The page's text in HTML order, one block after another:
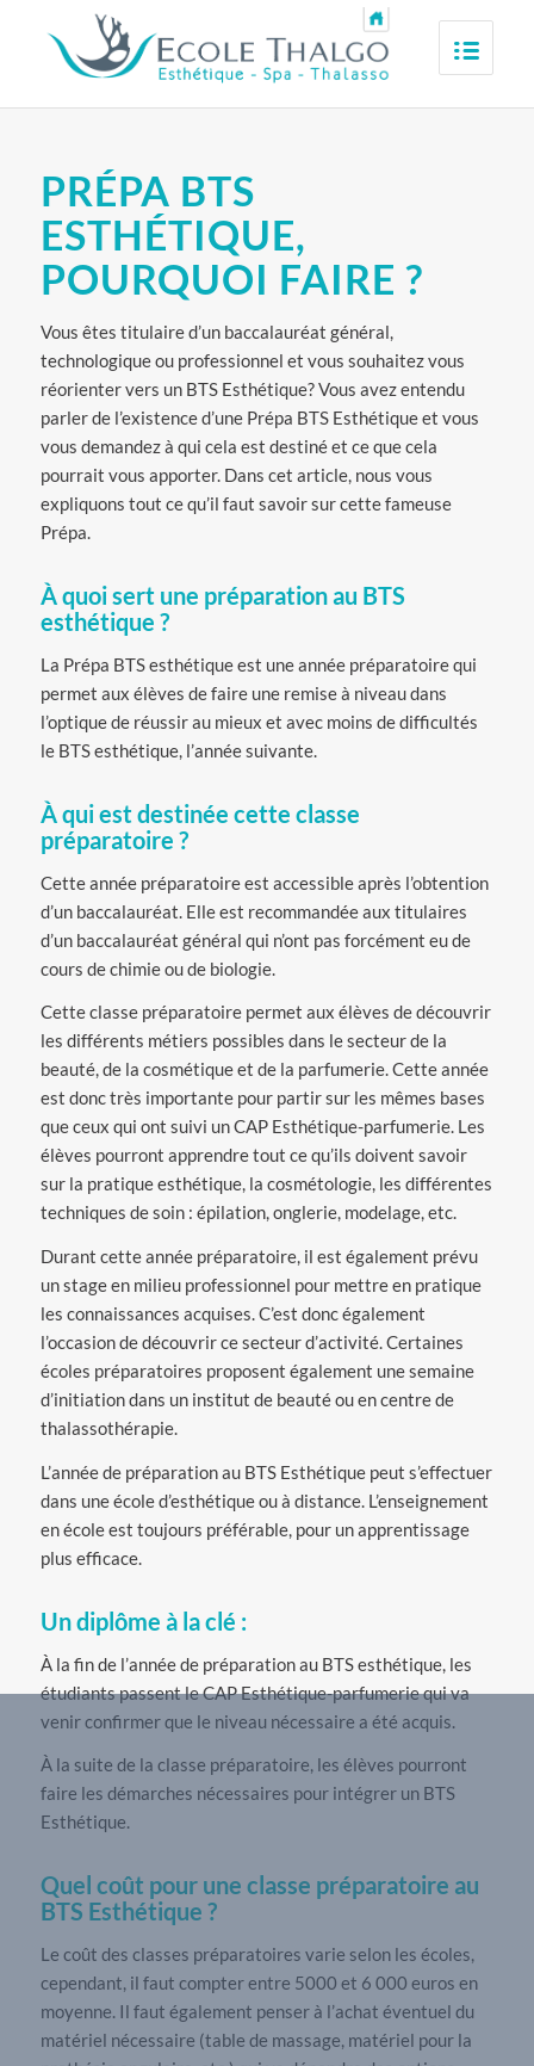
PRÉPA BTS
ESTHÉTIQUE,
POURQUOI FAIRE ?
Vous êtes titulaire d’un baccalauréat général,
technologique ou professionnel et vous souhaitez vous
réorienter vers un BTS Esthétique? Vous avez entendu
parler de l’existence d’une Prépa BTS Esthétique et vous
vous demandez à qui cela est destiné et ce que cela
pourrait vous apporter. Dans cet article, nous vous
expliquons tout ce qu’il faut savoir sur cette fameuse
Prépa.
À quoi sert une préparation au BTS
esthétique ?
La Prépa BTS esthétique est une année préparatoire qui
permet aux élèves de faire une remise à niveau dans
l’optique de réussir au mieux et avec moins de difficultés
le BTS esthétique, l’année suivante.
À qui est destinée cette classe
préparatoire ?
Cette année préparatoire est accessible après l’obtention
d’un baccalauréat. Elle est recommandée aux titulaires
d’un baccalauréat général qui n’ont pas forcément eu de
cours de chimie ou de biologie.
Cette classe préparatoire permet aux élèves de découvrir
les différents métiers possibles dans le secteur de la
beauté, de la cosmétique et de la parfumerie. Cette année
est donc très importante pour partir sur les mêmes bases
que ceux qui ont suivi un CAP Esthétique-parfumerie. Les
élèves pourront apprendre tout ce qu’ils doivent savoir
sur la pratique esthétique, la cosmétologie, les différentes
techniques de soin : épilation, onglerie, modelage, etc.
Durant cette année préparatoire, il est également prévu
un stage en milieu professionnel pour mettre en pratique
les connaissances acquises. C’est donc également
l’occasion de découvrir ce secteur d’activité. Certaines
écoles préparatoires proposent également une semaine
d’initiation dans un institut de beauté ou en centre de
thalassothérapie.
L’année de préparation au BTS Esthétique peut s’effectuer
dans une école d’esthétique ou à distance. L’enseignement
en école est toujours préférable, pour un apprentissage
plus efficace.
Un diplôme à la clé :
À la fin de l’année de préparation au BTS esthétique, les
étudiants passent le CAP Esthétique-parfumerie qui va
venir confirmer que le niveau nécessaire a été acquis.
À la suite de la classe préparatoire, les élèves pourront
faire les démarches nécessaires pour intégrer un BTS
Esthétique.
Quel coût pour une classe préparatoire au
BTS Esthétique ?
Le coût des classes préparatoires varie selon les écoles,
cependant, il faut compter entre 5000 et 6 000 euros en
moyenne. Il faut également penser à l’achat éventuel du
matériel nécessaire (table de massage, matériel pour la